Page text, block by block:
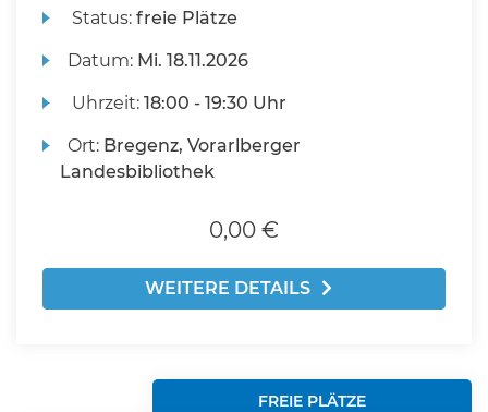
Status:freie Plätze
Datum: Mi. 18.11.2026
Uhrzeit:18:00 - 19:30 Uhr
Ort: Bregenz, Vorarlberger
Landesbibliothek
0,00 €
WEITERE DETAILS
FREIE PLÄTZE